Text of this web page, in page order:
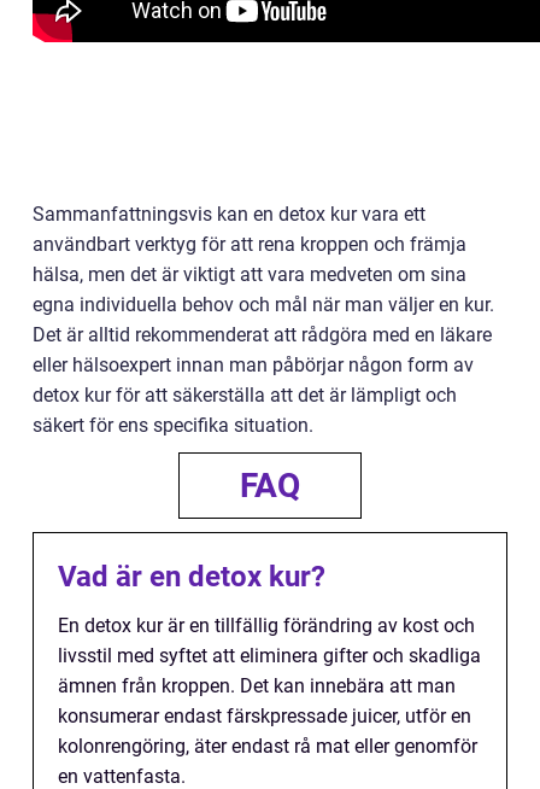
Sammanfattningsvis kan en detox kur vara ett
användbart verktyg för att rena kroppen och främja
hälsa, men det är viktigt att vara medveten om sina
egna individuella behov och mål när man väljer en kur.
Det är alltid rekommenderat att rådgöra med en läkare
eller hälsoexpert innan man påbörjar någon form av
detox kur för att säkerställa att det är lämpligt och
säkert för ens specifika situation.
FAQ
Vad är en detox kur?
En detox kur är en tillfällig förändring av kost och
livsstil med syftet att eliminera gifter och skadliga
ämnen från kroppen. Det kan innebära att man
konsumerar endast färskpressade juicer, utför en
kolonrengöring, äter endast rå mat eller genomför
en vattenfasta.